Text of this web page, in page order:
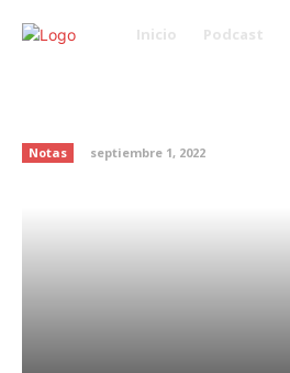
Inicio Podcast
Notas septiembre 1, 2022